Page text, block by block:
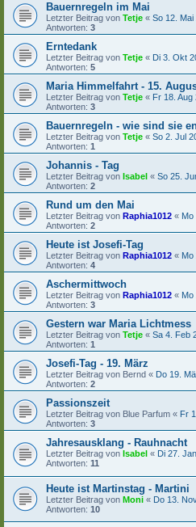
Bauernregeln im Mai
Letzter Beitrag von Tetje « So 12. Mai
Antworten: 3
Erntedank
Letzter Beitrag von Tetje « Di 3. Okt
Antworten: 5
Maria Himmelfahrt - 15.
Letzter Beitrag von Tetje « Fr 18. Aug
Antworten: 3
Bauernregeln - wie sind sie
Letzter Beitrag von Tetje « So 2. Jul
Antworten: 1
Johannis - Tag
Letzter Beitrag von Isabel « So 25.
Antworten: 2
Rund um den Mai
Letzter Beitrag von Raphia1012 « Mo
Antworten: 2
Heute ist Josefi-Tag
Letzter Beitrag von Raphia1012 « Mo
Antworten: 4
Aschermittwoch
Letzter Beitrag von Raphia1012 « Mo
Antworten: 3
Gestern war Maria Lichtmess
Letzter Beitrag von Tetje « Sa 4. Feb
Antworten: 1
Josefi-Tag - 19. März
Letzter Beitrag von Bernd « Do 19.
Antworten: 2
Passionszeit
Letzter Beitrag von Blue Parfum « Fr
Antworten: 3
Jahresausklang - Rauhnacht
Letzter Beitrag von Isabel « Di 27.
Antworten: 11
Heute ist Martinstag - Martini
Letzter Beitrag von Moni « Do 13.
Antworten: 10